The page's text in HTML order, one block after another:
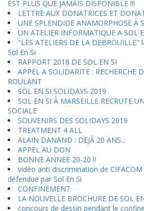
EST PLUS QUE JAMAIS DISPONIBLE !!!
LETTRE AUX DONATRICES ET
UNE SPLENDIDE ANAMORPHOSE À
UN ATELIER INFORMATIQUE A SOL
"LES ATELIERS DE LA
Sol En Si
RAPPORT 2018 DE SOL EN SI
APPEL A SOLIDARITE : RECHERCHE
ROULANT
SOL EN SI SOLIDAYS 2019
SOL EN SI À MARSEILLE RECRUTE
SOCIALE
SOUVENIRS DES SOLIDAYS 2019
TREATMENT 4 ALL
ALAIN DANAND : DEJÀ 20 ANS...
APPEL AU DON
BONNE ANNEE 20-20 !!
vidéo anti discrimination de
défendue par Sol En Si
CONFINEMENT
LA NOUVELLE BROCHURE DE SOL
concours de dessin pendant le